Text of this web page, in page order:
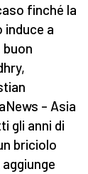
finché la
induce a
buon
– Asia
gli anni di
briciolo